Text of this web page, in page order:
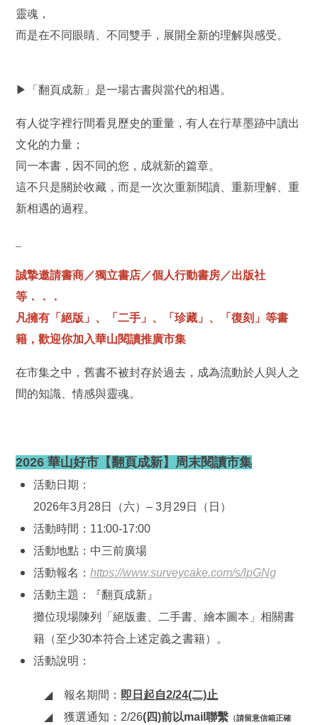
靈魂，
而是在不同眼睛、不同雙手，展開全新的理解與感受。
▶「翻頁成新」是一場古書與當代的相遇。
有人從字裡行間看見歷史的重量，有人在行草墨跡中讀出
文化的力量；
同一本書，因不同的您，成就新的篇章。
這不只是關於收藏，而是一次次重新閱讀、重新理解、重
新相遇的過程。
誠摯邀請書商／獨立書店／個人行動書房／出版社
等．．．
凡擁有「絕版」、「二手」、「珍藏」、「復刻」等書
籍，歡迎你加入華山閱讀推廣市集
在市集之中，舊書不被封存於過去，成為流動於人與人之
間的知識、情感與靈魂。
2026 華山好市【翻頁成新】周末閱讀市集
活動日期：
2026年3月28日（六）– 3月29日（日）
活動時間：11:00-17:00
活動地點：中三前廣場
活動報名：https://www.surveycake.com/s/lpGNg
活動主題：『翻頁成新』
攤位現場陳列「絕版畫、二手書、繪本圖本」相關書
籍（至少30本符合上述定義之書籍）。
活動說明：
◢報名期間： 即日起自2/24(二)止
◢獲選通知：2/26(四)前以mail聯繫 （請留意信箱正確